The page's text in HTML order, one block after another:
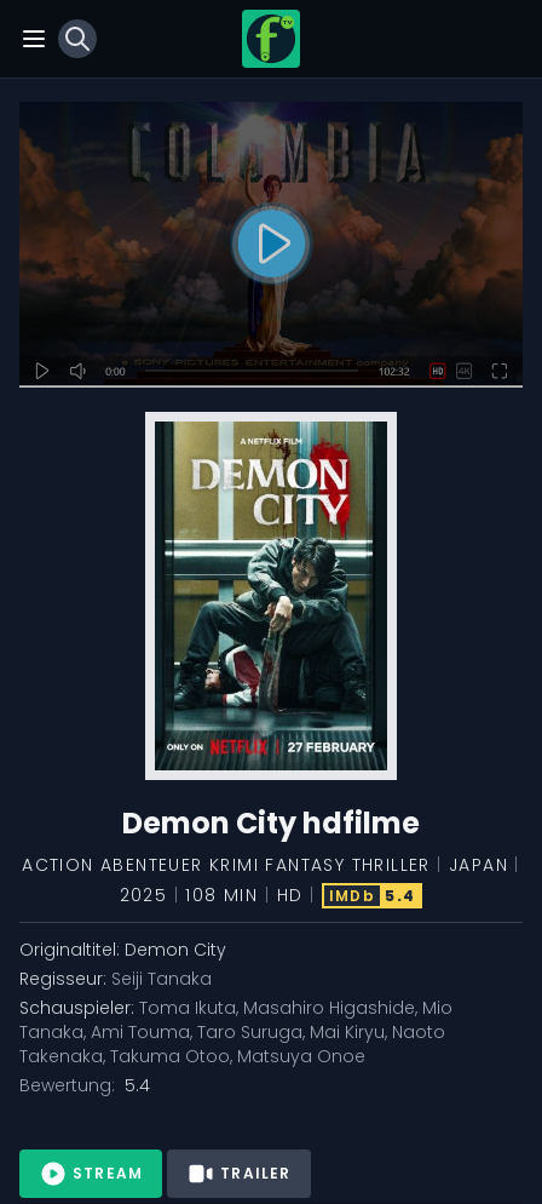
Open main menu
View notifications
Demon City hdfilme
ACTION ABENTEUER KRIMI FANTASY THRILLER | JAPAN |
2025 | 108 MIN | HD | IMDb 5.4
Originaltitel: Demon City
Regisseur: Seiji Tanaka
Schauspieler: Toma Ikuta, Masahiro Higashide, Mio
Tanaka, Ami Touma, Taro Suruga, Mai Kiryu, Naoto
Takenaka, Takuma Otoo, Matsuya Onoe
Bewertung: 5.4
STREAM TRAILER